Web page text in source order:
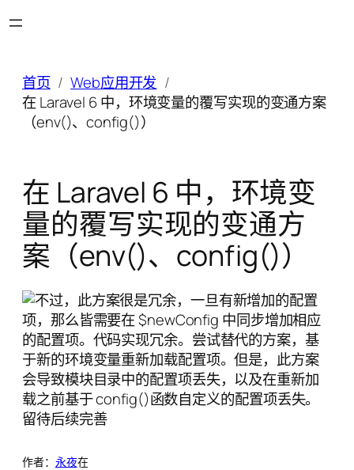
首页
Web应用开发
在 Laravel 6 中，环境变量的覆写实现的变通方案
（env()、config()）
在 Laravel 6 中，环境变
量的覆写实现的变通方
案（env()、config()）
作者： 永夜在